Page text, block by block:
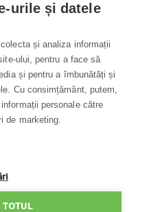
urile și datele
și analiza informații
ului, pentru a face să
și pentru a îmbunătăți și
Cu consimțământ, putem,
personale către
de marketing.